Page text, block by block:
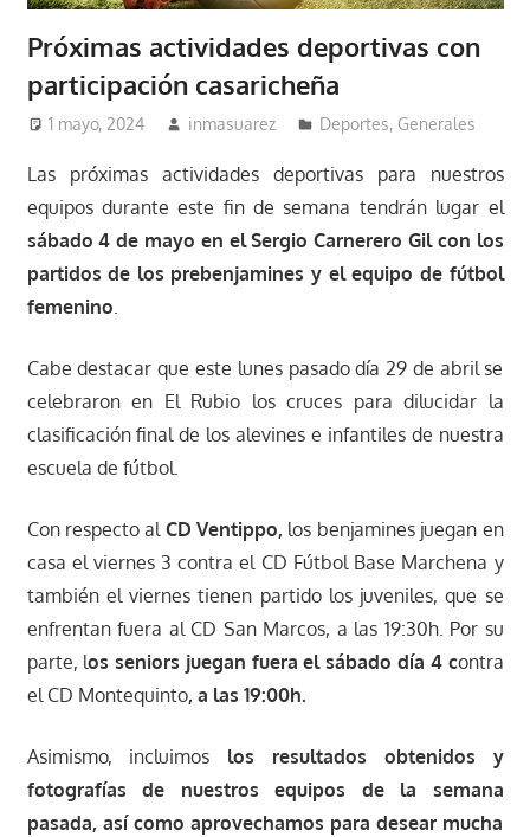
Próximas actividades deportivas con
participación casaricheña
1 mayo, 2024 inmasuarez Deportes, Generales
Las próximas actividades deportivas para nuestros
equipos durante este fin de semana tendrán lugar el
sábado 4 de mayo en el Sergio Carnerero Gil con los
partidos de los prebenjamines y el equipo de fútbol
femenino.
Cabe destacar que este lunes pasado día 29 de abril se
celebraron en El Rubio los cruces para dilucidar la
clasificación final de los alevines e infantiles de nuestra
escuela de fútbol.
Con respecto al CD Ventippo, los benjamines juegan en
casa el viernes 3 contra el CD Fútbol Base Marchena y
también el viernes tienen partido los juveniles, que se
enfrentan fuera al CD San Marcos, a las 19:30h. Por su
parte, los seniors juegan fuera el sábado día 4 contra
el CD Montequinto, a las 19:00h.
Asimismo, incluimos los resultados obtenidos y
fotografías de nuestros equipos de la semana
pasada, así como aprovechamos para desear mucha